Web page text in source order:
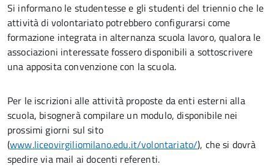
Si informano le studentesse e gli studenti del triennio che le
attività di volontariato potrebbero configurarsi come
formazione integrata in alternanza scuola lavoro, qualora le
associazioni interessate fossero disponibili a sottoscrivere
una apposita convenzione con la scuola.
Per le iscrizioni alle attività proposte da enti esterni alla
scuola, bisognerà compilare un modulo, disponibile nei
prossimi giorni sul sito
(www.liceovirgiliomilano.edu.it/volontariato/), che si dovrà
spedire via mail ai docenti referenti.